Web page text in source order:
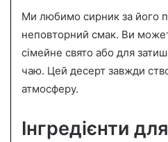
Ми любимо сирник за його
неповторний смак. Ви
сімейне свято або для
чаю. Цей десерт завжди
атмосферу.
Інгредієнти